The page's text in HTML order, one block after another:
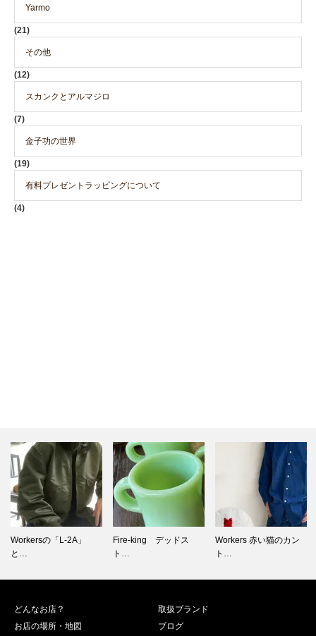
Yarmo
(21)
その他
(12)
スカンクとアルマジロ
(7)
金子功の世界
(19)
有料プレゼントラッピングについて
(4)
Fire-king デッドス
ト…
Workers 赤い猫のカン
ト…
Workers待望の新型トー
ト…
どんなお店？
取扱ブランド
お店の場所・地図
ブログ